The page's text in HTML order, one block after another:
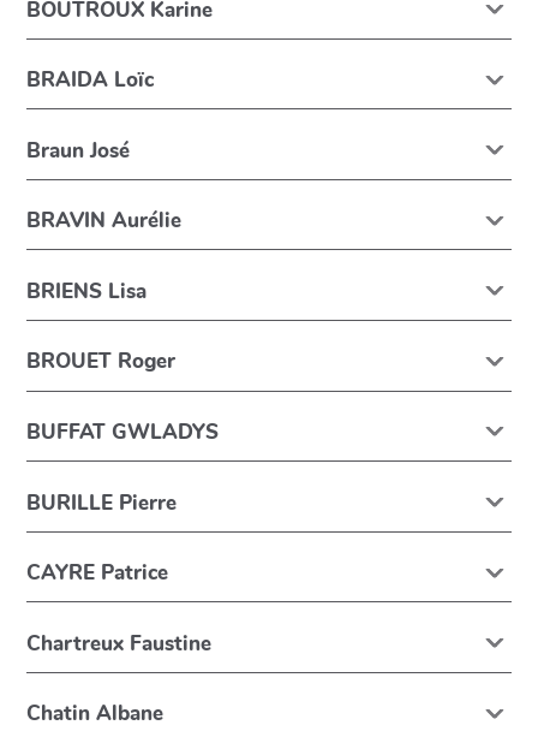
BOUTROUX Karine
BRAIDA Loïc
Braun José
BRAVIN Aurélie
BRIENS Lisa
BROUET Roger
BUFFAT GWLADYS
BURILLE Pierre
CAYRE Patrice
Chartreux Faustine
Chatin Albane